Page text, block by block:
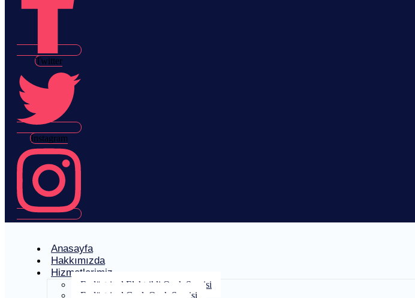
Twitter
Instagram
Anasayfa
Hakkımızda
Hizmetlerimiz
Endüstriyel Elektrikli Ocak Servisi
Endüstriyel Gazlı Ocak Servisi